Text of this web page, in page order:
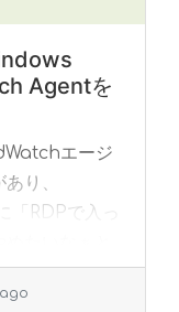
Agentを
エージ
り、
RDPで入っ